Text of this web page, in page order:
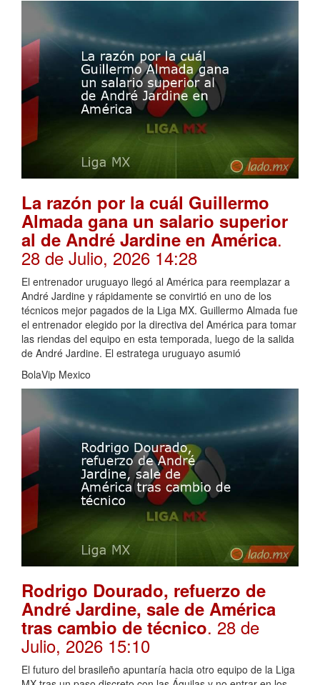
La razón por la cuál Guillermo
Almada gana un salario superior
al de André Jardine en América.
28 de Julio, 2026 14:28
El entrenador uruguayo llegó al América para reemplazar a
André Jardine y rápidamente se convirtió en uno de los
técnicos mejor pagados de la Liga MX. Guillermo Almada fue
el entrenador elegido por la directiva del América para tomar
las riendas del equipo en esta temporada, luego de la salida
de André Jardine. El estratega uruguayo asumió
BolaVip Mexico
Rodrigo Dourado, refuerzo de
André Jardine, sale de América
tras cambio de técnico. 28 de
Julio, 2026 15:10
El futuro del brasileño apuntaría hacia otro equipo de la Liga